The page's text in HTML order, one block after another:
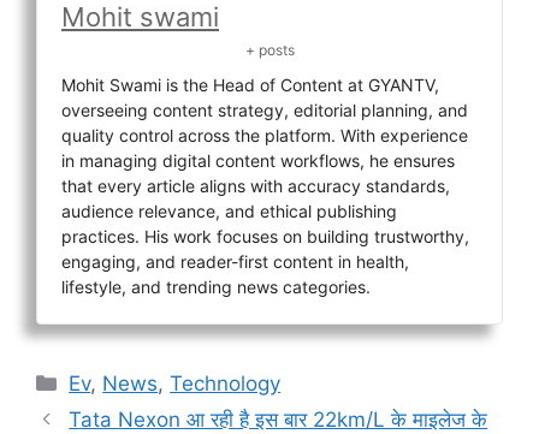
Mohit swami
+ posts
Mohit Swami is the Head of Content at GYANTV,
overseeing content strategy, editorial planning, and
quality control across the platform. With experience
in managing digital content workflows, he ensures
that every article aligns with accuracy standards,
audience relevance, and ethical publishing
practices. His work focuses on building trustworthy,
engaging, and reader-first content in health,
lifestyle, and trending news categories.
Categories
Ev, News,Technology
Tata Nexon आ रही है इस बार 22km/L के माइलेज के